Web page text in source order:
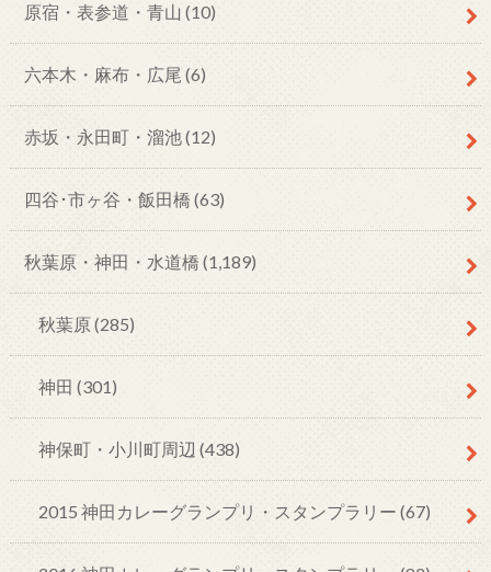
原宿・表参道・青山 (10)
六本木・麻布・広尾 (6)
赤坂・永田町・溜池(12)
四谷･市ヶ谷・飯田橋 (63)
秋葉原・神田・水道橋 (1,189)
秋葉原(285)
神田 (301)
神保町・小川町周辺 (438)
2015 神田カレーグランプリ・スタンプラリー (67)